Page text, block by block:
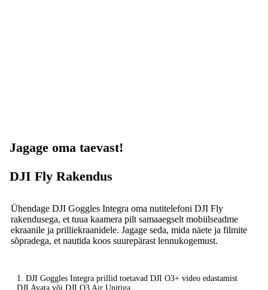
Jagage oma taevast!
DJI Fly Rakendus
Ühendage DJI Goggles Integra oma nutitelefoni DJI Fly
rakendusega, et tuua kaamera pilt samaaegselt mobiilseadme
ekraanile ja prilliekraanidele. Jagage seda, mida näete ja filmite
sõpradega, et nautida koos suurepärast lennukogemust.
1. DJI Goggles Integra prillid toetavad DJI O3+ video edastamist
DJI Avata või DJI O3 Air Unitiga.